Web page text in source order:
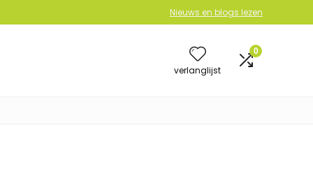
Nieuws en blogs lezen
verlanglijst
0